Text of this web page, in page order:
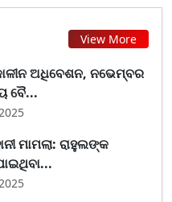
View More
ଅଧିବେଶନ, ନଭେମ୍ବର
ବୈ...
ମାମଲା: ରାହୁଲଙ୍କ